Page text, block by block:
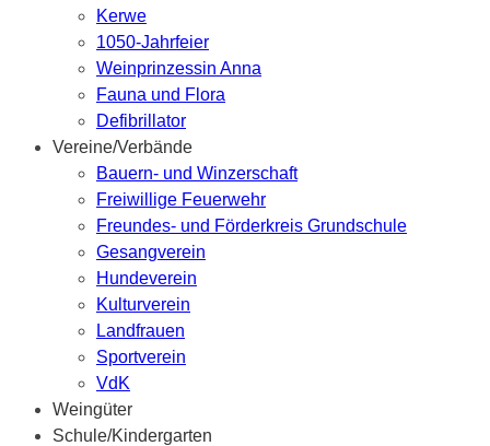
Kerwe
1050-Jahrfeier
Weinprinzessin Anna
Fauna und Flora
Defibrillator
Vereine/Verbände
Bauern- und Winzerschaft
Freiwillige Feuerwehr
Freundes- und Förderkreis Grundschule
Gesangverein
Hundeverein
Kulturverein
Landfrauen
Sportverein
VdK
Weingüter
Schule/Kindergarten